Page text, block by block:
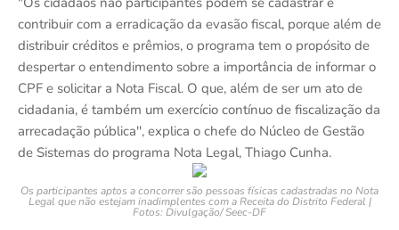
contribuir com a erradicação da evasão fiscal, porque além de
distribuir créditos e prêmios, o programa tem o propósito de
despertar o entendimento sobre a importância de informar o
CPF e solicitar a Nota Fiscal. O que, além de ser um ato de
cidadania, é também um exercício contínuo de fiscalização da
arrecadação pública'', explica o chefe do Núcleo de Gestão
de Sistemas do programa Nota Legal, Thiago Cunha.
Os participantes aptos a concorrer são pessoas físicas cadastradas no Nota
Legal que não estejam inadimplentes com a Receita do Distrito Federal |
Fotos: Divulgação/ Seec-DF